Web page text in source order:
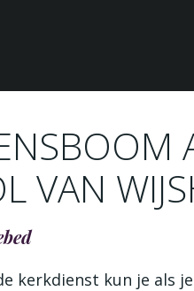
VAN
kerkdienst kun je als